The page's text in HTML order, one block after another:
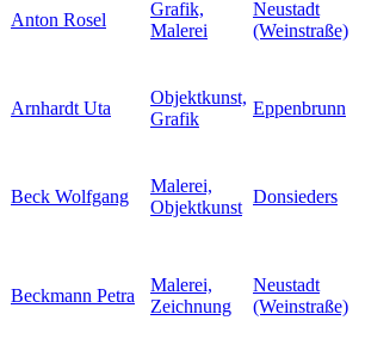
Anton Rosel
Grafik,
Malerei
Neustadt
(Weinstraße)
Arnhardt Uta
Objektkunst,
Grafik
Eppenbrunn
Beck Wolfgang
Malerei,
Objektkunst
Donsieders
Beckmann Petra
Malerei,
Zeichnung
Neustadt
(Weinstraße)